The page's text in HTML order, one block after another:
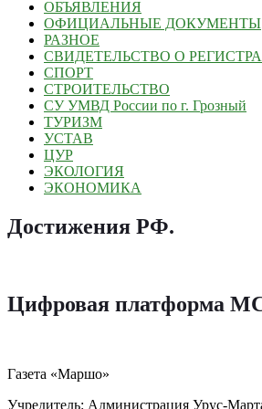
ОБЪЯВЛЕНИЯ
ОФИЦИАЛЬНЫЕ ДОКУМЕНТЫ
РАЗНОЕ
СВИДЕТЕЛЬСТВО О
СПОРТ
СТРОИТЕЛЬСТВО
СУ УМВД России по г. Грозный
ТУРИЗМ
УСТАВ
ЦУР
ЭКОЛОГИЯ
ЭКОНОМИКА
Достижения РФ.
Цифровая платформа
Газета «Маршо»
Учредитель: Администрация Урус-